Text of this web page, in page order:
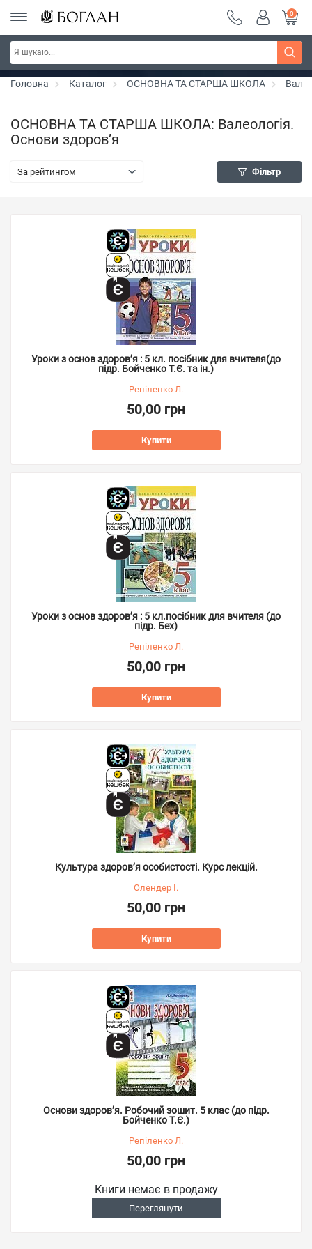
РОЗПРОДАЖ ~ 150 грн ~ 200 грн ~ 250 грн ~
300 грн ~ РОЗПРОДАЖ
Дізнатись більше
0
Головна Каталог ОСНОВНА ТА СТАРША ШКОЛА
ОСНОВНА ТА СТАРША ШКОЛА: Валеологія.
Основи здоров’я
За рейтингом Фільтр
Уроки з основ здоров’я : 5 кл. посібник для вчителя(до
підр. Бойченко Т.Є. та ін.)
Репіленко Л.
50,00 грн
Купити
Уроки з основ здоров’я : 5 кл.посібник для вчителя (до
підр. Бех)
Репіленко Л.
50,00 грн
Купити
Культура здоров’я особистості. Курс лекцій.
Олендер І.
50,00 грн
Купити
Основи здоров’я. Робочий зошит. 5 клас (до підр.
Бойченко Т.Є.)
Репіленко Л.
50,00 грн
Книги немає в продажу
Переглянути